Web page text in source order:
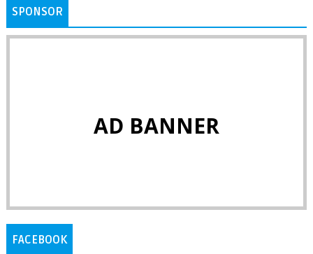
SPONSOR
AD BANNER
FACEBOOK